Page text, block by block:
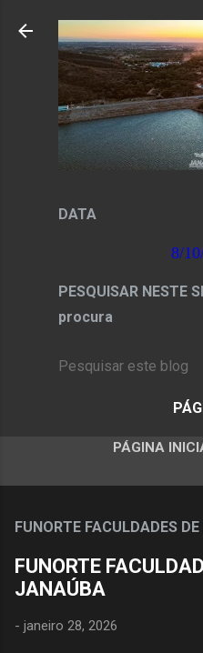
Pular para o
DATA
8/
PESQUISAR NESTE
procura
PÁGINA
FUNORTE FACULDADES
FUNORTE
JANAÚBA
- janeiro 28, 2026